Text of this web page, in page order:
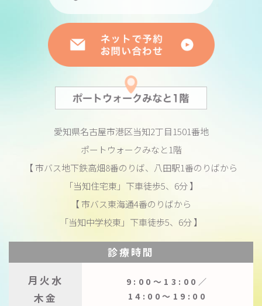
愛知県名古屋市港区当知2丁目1501番地
ポートウォークみなと1階
【 市バス地下鉄高畑8番のりば、八田駅1番のりばから
「当知住宅東」下車徒歩5、6分 】
【 市バス東海通4番のりばから
「当知中学校東」下車徒歩5、6分 】
診療時間
月火水
木金
9:00〜13:00／
14:00〜19:00